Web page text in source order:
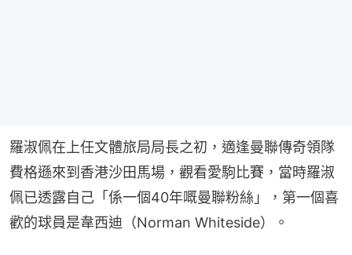
羅淑佩在上任文體旅局局長之初，適逢曼聯傳奇領隊
費格遜來到香港沙田馬場，觀看愛駒比賽，當時羅淑
佩已透露自己「係一個40年嘅曼聯粉絲」，第一個喜
歡的球員是韋西迪（Norman Whiteside）。